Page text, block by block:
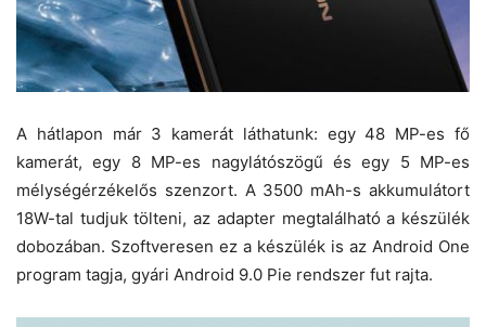
A hátlapon már 3 kamerát láthatunk: egy 48 MP-es fő
kamerát, egy 8 MP-es nagylátószögű és egy 5 MP-es
mélységérzékelős szenzort. A 3500 mAh-s akkumulátort
18W-tal tudjuk tölteni, az adapter megtalálható a készülék
dobozában. Szoftveresen ez a készülék is az Android One
program tagja, gyári Android 9.0 Pie rendszer fut rajta.